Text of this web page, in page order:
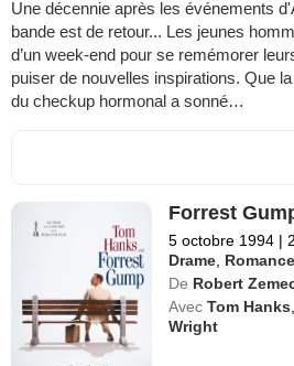
Une décennie après les événements
bande est de retour... Les jeunes
d’un week-end pour se remémorer
puiser de nouvelles inspirations. Que
du checkup hormonal a sonné…
Forrest
5 octobre 1994 |
Drame, Romance
De Robert
Avec Tom Hanks
Wright